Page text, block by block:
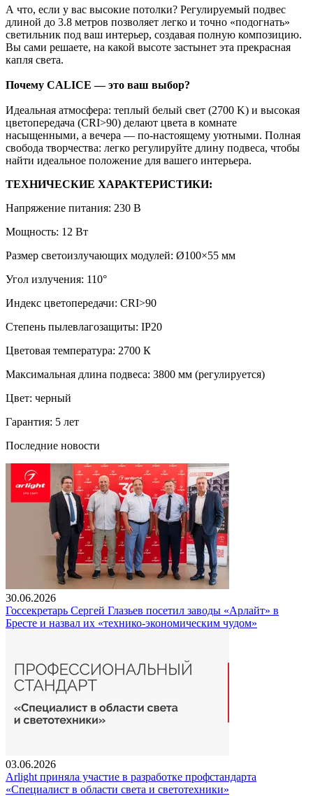
А что, если у вас высокие потолки? Регулируемый подвес
длиной до 3.8 метров позволяет легко и точно «подогнать»
светильник под ваш интерьер, создавая полную композицию.
Вы сами решаете, на какой высоте застынет эта прекрасная
капля света.
Почему CALICE — это ваш выбор?
Идеальная атмосфера: теплый белый свет (2700 K) и высокая
цветопередача (CRI>90) делают цвета в комнате
насыщенными, а вечера — по-настоящему уютными. Полная
свобода творчества: легко регулируйте длину подвеса, чтобы
найти идеальное положение для вашего интерьера.
ТЕХНИЧЕСКИЕ ХАРАКТЕРИСТИКИ:
Напряжение питания: 230 В
Мощность: 12 Вт
Размер светоизлучающих модулей: Ø100×55 мм
Угол излучения: 110°
Индекс цветопередачи: CRI>90
Степень пылевлагозащиты: IP20
Цветовая температура: 2700 К
Максимальная длина подвеса: 3800 мм (регулируется)
Цвет: черный
Гарантия: 5 лет
Последние новости
30.06.2026
Госсекретарь Сергей Глазьев посетил заводы «Арлайт» в
Бресте и назвал их «технико-экономическим чудом»
03.06.2026
Arlight приняла участие в разработке профстандарта
«Специалист в области света и светотехники»